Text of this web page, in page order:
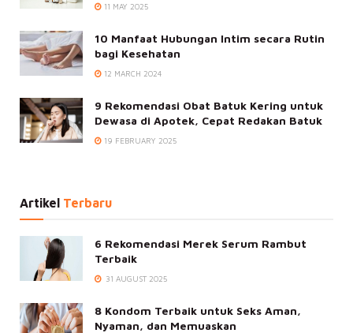
11 MAY 2025
10 Manfaat Hubungan Intim secara Rutin
bagi Kesehatan
12 MARCH 2024
9 Rekomendasi Obat Batuk Kering untuk
Dewasa di Apotek, Cepat Redakan Batuk
19 FEBRUARY 2025
Artikel Terbaru
6 Rekomendasi Merek Serum Rambut
Terbaik
31 AUGUST 2025
8 Kondom Terbaik untuk Seks Aman,
Nyaman, dan Memuaskan